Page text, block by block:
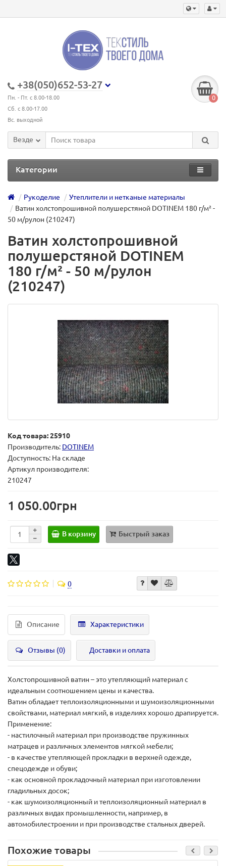
+38(050)652-53-27
Пн. - Пт. с 8.00-18.00
Сб. с 8.00-17.00
Вс. выходной
0
Везде
Категории
Рукоделие
Утеплители и нетканые материалы
Ватин холстопрошивной полушерстяной DOTINEM 180 г/м² -
50 м/рулон (210247)
Ватин холстопрошивной
полушерстяной DOTINEM
180 г/м² - 50 м/рулон
(210247)
Код товара: 25910
Производитель: DOTINEM
Доступность: На складе
Артикул производителя:
210247
1 050.00грн
В корзину Быстрый заказ
0
Описание Характеристики
Отзывы (0) Доставки и оплата
Холстопрошивной ватин – это утепляющий материал с
идеальным соотношением цены и качества.
Ватин обладает теплоизоляционными и шумоизоляционными
свойствами, материал мягкий, в изделиях хорошо драпируется.
Применение:
- настилочный материал при производстве пружинных
матрацев и различных элементов мягкой мебели;
- в качестве утепляющей прокладки в верхней одежде,
спецодежде и обуви;
- как основной прокладочный материал при изготовлении
гладильных досок;
- как шумоизоляционный и теплоизоляционный материал в
различных видах промышленности, например, в
автомобилестроении и при производстве стальных дверей.
Похожие товары